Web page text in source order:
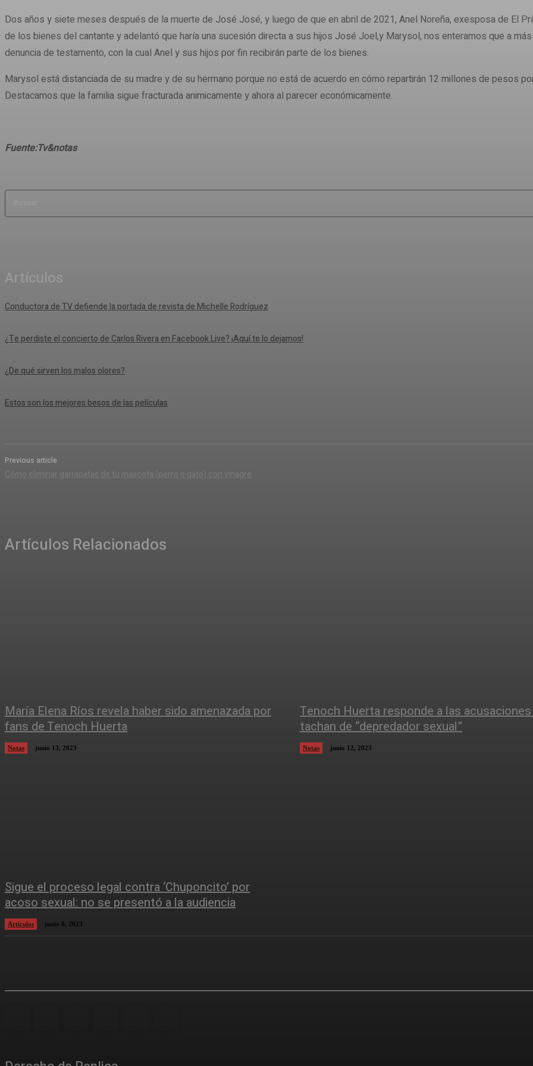
Dos años y siete meses después de la muerte de José José, y luego de que en abril de 2021, Anel Noreña, exesposa de El
de los bienes del cantante y adelantó que haría una sucesión directa a sus hijos José Joel,y Marysol, nos enteramos que a
denuncia de testamento, con la cual Anel y sus hijos por fin recibirán parte de los bienes.
Marysol está distanciada de su madre y de su hermano porque no está de acuerdo en cómo repartirán 12 millones de pesos
Destacamos que la familia sigue fracturada animicamente y ahora al parecer económicamente.
Fuente:Tv&notas
Artículos
Conductora de TV defiende la portada de revista de Michelle Rodríguez
¿Te perdiste el concierto de Carlos Rivera en Facebook Live? ¡Aquí te lo dejamos!
¿De qué sirven los malos olores?
Estos son los mejores besos de las películas
Previous article
Artículos Relacionados
María Elena Ríos revela haber sido amenazada por
fans de Tenoch Huerta
Notas junio 13, 2023
Tenoch Huerta responde a las
tachan de “depredador sexual”
Notas junio 12, 2023
Sigue el proceso legal contra ‘Chuponcito’ por
acoso sexual: no se presentó a la audiencia
Artículos junio 8, 2023